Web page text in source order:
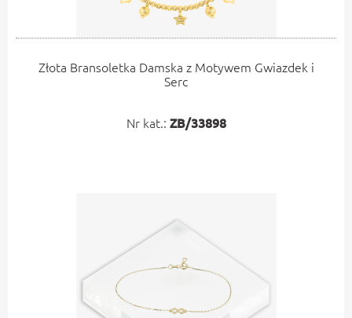
Złota Bransoletka Damska z Motywem Gwiazdek i
Serc
Nr kat.: ZB/33898